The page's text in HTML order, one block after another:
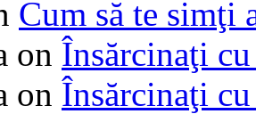
Cum să te simţi
on Însărcinaţi
on Însărcinaţi